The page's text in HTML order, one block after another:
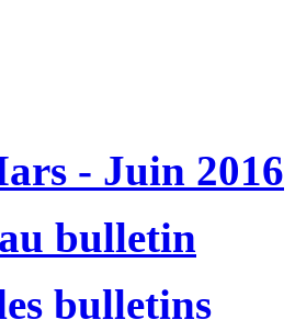
- Juin 2016
bulletin
bulletins